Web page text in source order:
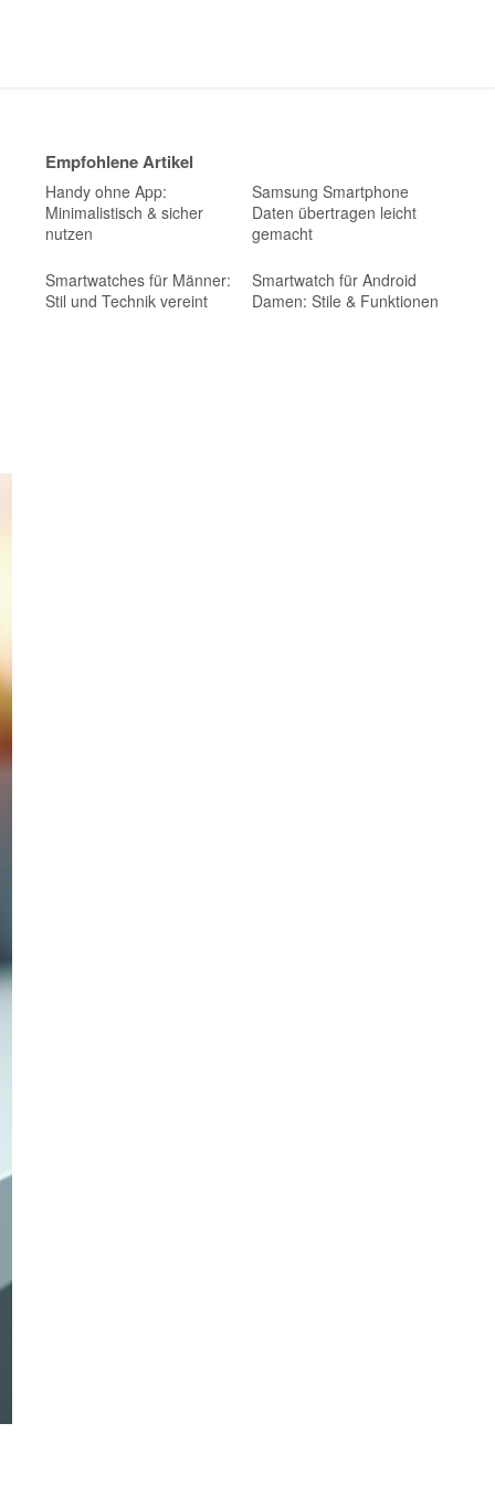
Empfohlene Artikel
Handy ohne App:
Minimalistisch & sicher
nutzen
Samsung Smartphone
Daten übertragen leicht
gemacht
Smartwatches für Männer:
Stil und Technik vereint
Smartwatch für Android
Damen: Stile & Funktionen